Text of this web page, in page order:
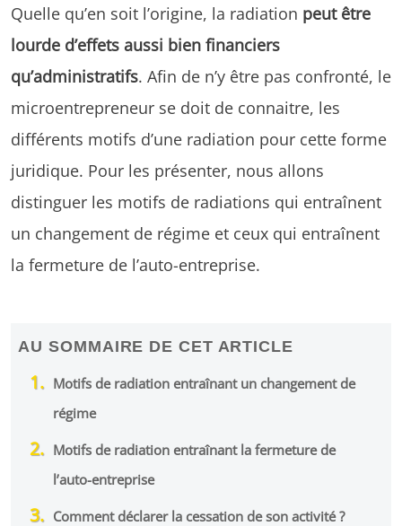
Quelle qu’en soit l’origine, la radiation peut être
lourde d’effets aussi bien financiers
qu’administratifs. Afin de n’y être pas confronté, le
microentrepreneur se doit de connaitre, les
différents motifs d’une radiation pour cette forme
juridique. Pour les présenter, nous allons
distinguer les motifs de radiations qui entraînent
un changement de régime et ceux qui entraînent
la fermeture de l’auto-entreprise.
AU SOMMAIRE DE CET ARTICLE
Motifs de radiation entraînant un changement de
régime
Motifs de radiation entraînant la fermeture de
l’auto-entreprise
Comment déclarer la cessation de son activité ?